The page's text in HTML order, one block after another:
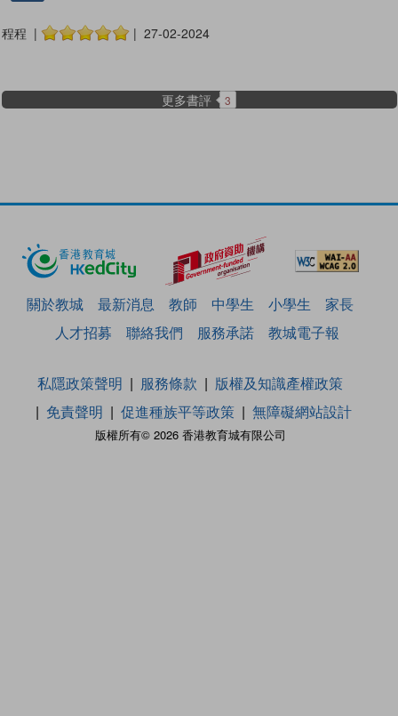
程程 | | 27-02-2024
更多書評 3
關於教城 最新消息 教師 中學生 小學生
家長
人才招募
聯絡我們 服務承諾 教城電子報
版權所有© 2026 香港教育城有限公司
私隱政策聲明 服務條款
版權及知識產權政策
免責聲明
促進種族平等政策 無障礙網站設計